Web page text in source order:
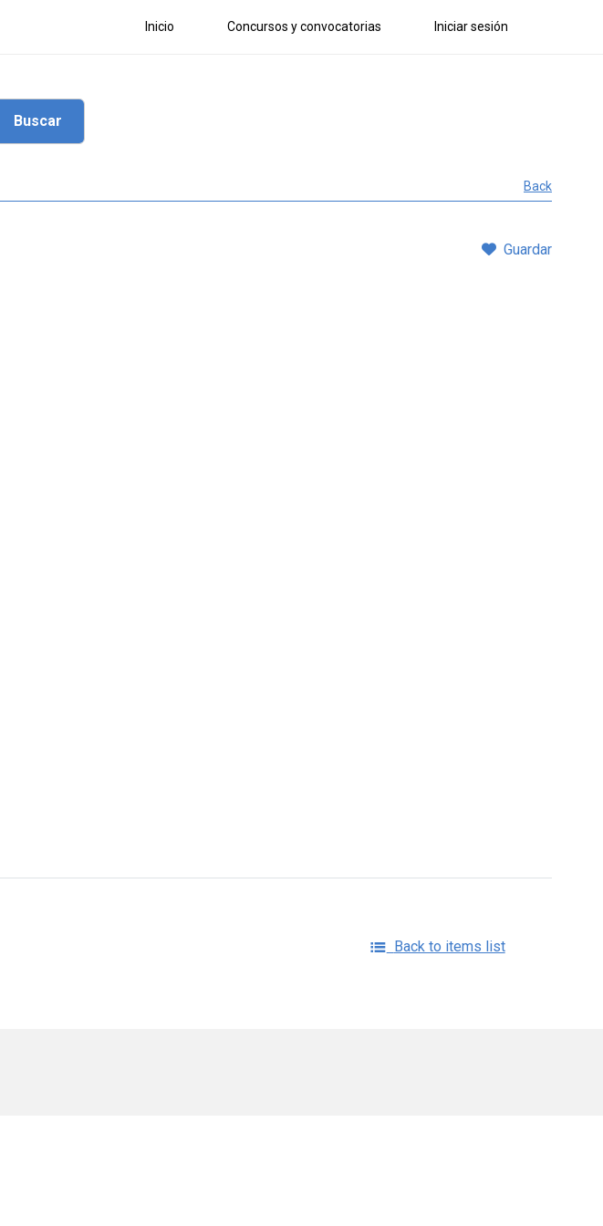
Inicio Concursos y convocatorias Iniciar sesión
Back
Guardar
Back to items list